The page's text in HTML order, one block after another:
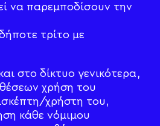
να παρεμποδίσουν την
τρίτο με
στο δίκτυο γενικότερα,
χρήση του
χρήστη του,
κάθε νόμιμου